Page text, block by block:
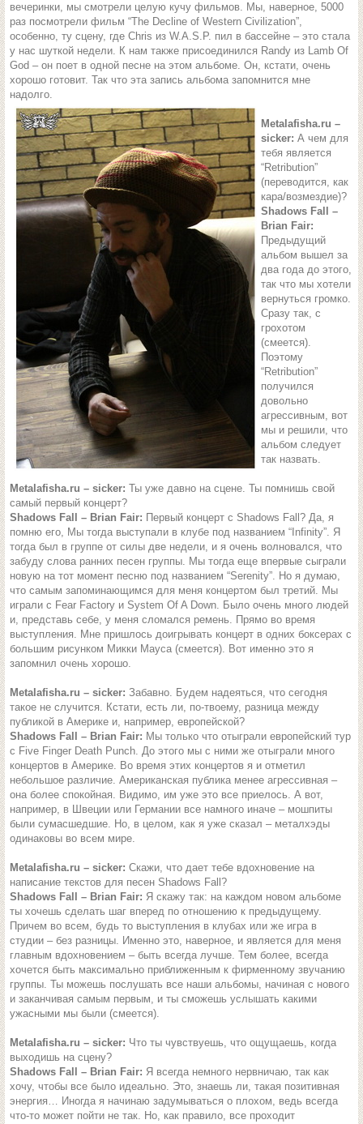
вечеринки, мы смотрели целую кучу фильмов. Мы, наверное, 5000
раз посмотрели фильм “The Decline of Western Civilization”,
особенно, ту сцену, где Chris из W.A.S.P. пил в бассейне – это стала
у нас шуткой недели. К нам также присоединился Randy из Lamb Of
God – он поет в одной песне на этом альбоме. Он, кстати, очень
хорошо готовит. Так что эта запись альбома запомнится мне
надолго.
Metalafisha.ru –
sicker: А чем для
тебя является
“Retribution”
(переводится, как
кара/возмездие)?
Shadows Fall –
Brian Fair:
Предыдущий
альбом вышел за
два года до этого,
так что мы хотели
вернуться громко.
Сразу так, с
грохотом
(смеется).
Поэтому
“Retribution”
получился
довольно
агрессивным, вот
мы и решили, что
альбом следует
так назвать.
Metalafisha.ru – sicker: Ты уже давно на сцене. Ты помнишь свой
самый первый концерт?
Shadows Fall – Brian Fair: Первый концерт с Shadows Fall? Да, я
помню его, Мы тогда выступали в клубе под названием “Infinity”. Я
тогда был в группе от силы две недели, и я очень волновался, что
забуду слова ранних песен группы. Мы тогда еще впервые сыграли
новую на тот момент песню под названием “Serenity”. Но я думаю,
что самым запоминающимся для меня концертом был третий. Мы
играли с Fear Factory и System Of A Down. Было очень много людей
и, представь себе, у меня сломался ремень. Прямо во время
выступления. Мне пришлось доигрывать концерт в одних боксерах с
большим рисунком Микки Мауса (смеется). Вот именно это я
запомнил очень хорошо.
Metalafisha.ru – sicker: Забавно. Будем надеяться, что сегодня
такое не случится. Кстати, есть ли, по-твоему, разница между
публикой в Америке и, например, европейской?
Shadows Fall – Brian Fair: Мы только что отыграли европейский тур
с Five Finger Death Punch. До этого мы с ними же отыграли много
концертов в Америке. Во время этих концертов я и отметил
небольшое различие. Американская публика менее агрессивная –
она более спокойная. Видимо, им уже это все приелось. А вот,
например, в Швеции или Германии все намного иначе – мошпиты
были сумасшедшие. Но, в целом, как я уже сказал – металхэды
одинаковы во всем мире.
Metalafisha.ru – sicker: Скажи, что дает тебе вдохновение на
написание текстов для песен Shadows Fall?
Shadows Fall – Brian Fair: Я скажу так: на каждом новом альбоме
ты хочешь сделать шаг вперед по отношению к предыдущему.
Причем во всем, будь то выступления в клубах или же игра в
студии – без разницы. Именно это, наверное, и является для меня
главным вдохновением – быть всегда лучше. Тем более, всегда
хочется быть максимально приближенным к фирменному звучанию
группы. Ты можешь послушать все наши альбомы, начиная с нового
и заканчивая самым первым, и ты сможешь услышать какими
ужасными мы были (смеется).
Metalafisha.ru – sicker: Что ты чувствуешь, что ощущаешь, когда
выходишь на сцену?
Shadows Fall – Brian Fair: Я всегда немного нервничаю, так как
хочу, чтобы все было идеально. Это, знаешь ли, такая позитивная
энергия… Иногда я начинаю задумываться о плохом, ведь всегда
что-то может пойти не так. Но, как правило, все проходит